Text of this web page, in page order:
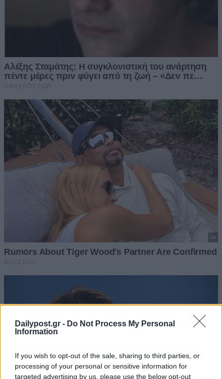
Dailypost.gr - Do Not Process My Personal
Information
If you wish to opt-out of the sale, sharing to third parties, or
processing of your personal or sensitive information for
targeted advertising by us, please use the below opt-out